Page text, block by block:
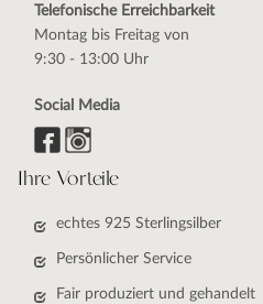
Telefonische Erreichbarkeit
Montag bis Freitag von
9:30 - 13:00 Uhr
Social Media
Ihre Vorteile
echtes 925 Sterlingsilber
Persönlicher Service
Fair produziert und gehandelt